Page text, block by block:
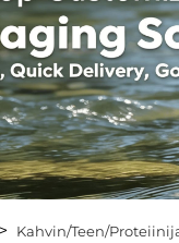
Kahvin/Teen/